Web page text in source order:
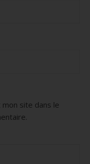
site dans le